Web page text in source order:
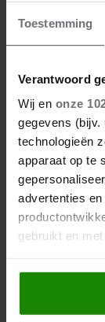
Toestemming
Verantwoord
Wij en onze
gegevens (bijv.
technologieën
apparaat op te
advertenties
gebruikt en
Als u het
Informatie
die tot een
De